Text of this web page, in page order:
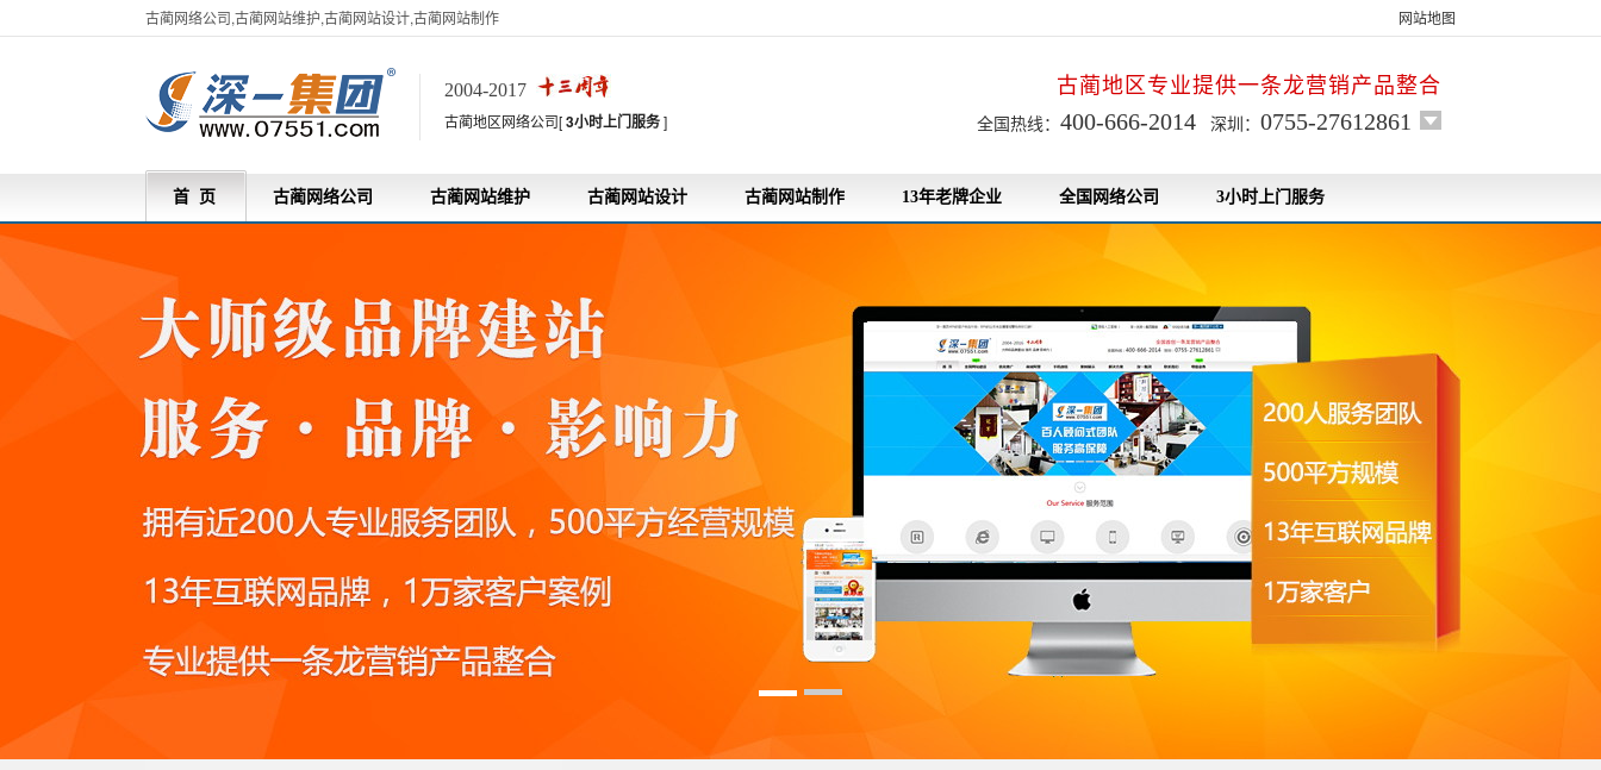
古蔺网络公司,古蔺网站维护,古蔺网站设计,古蔺网站制作 网站地图
2004-2017
古蔺地区网络公司[3小时上门服务]
古蔺地区专业提供一条龙营销产品整合
全国热线： 400-666-2014 深圳： 0755-27612861
首 页 古蔺网络公司 古蔺网站维护 古蔺网站设计 古蔺网站制作 13年老牌企业 全国网络公司 3小时上门服务